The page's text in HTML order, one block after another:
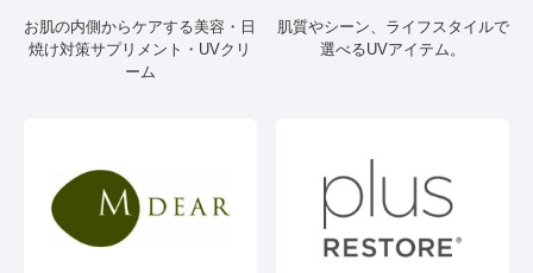
お肌の内側からケアする美容・日
焼け対策サプリメント・UVクリ
ーム
肌質やシーン、ライフスタイルで
選べるUVアイテム。